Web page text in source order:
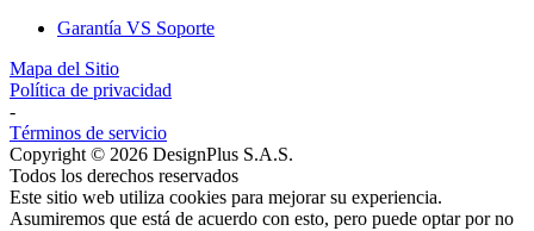
Garantía VS Soporte
Mapa del Sitio
Política de privacidad
-
Términos de servicio
Copyright © 2026 DesignPlus S.A.S.
Todos los derechos reservados
Este sitio web utiliza cookies para mejorar su experiencia.
Asumiremos que está de acuerdo con esto, pero puede optar por no